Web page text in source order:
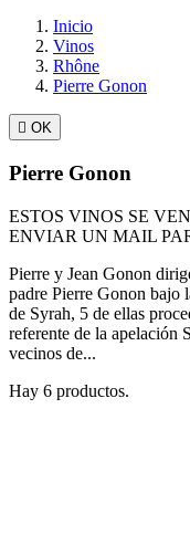
Inicio
Vinos
Rhône
Pierre Gonon
 OK
Pierre Gonon
ESTOS VINOS SE
ENVIAR UN MAIL
Pierre y Jean Gonon
padre Pierre Gonon bajo
de Syrah, 5 de ellas
referente de la apelación
vecinos de...
Hay 6 productos.